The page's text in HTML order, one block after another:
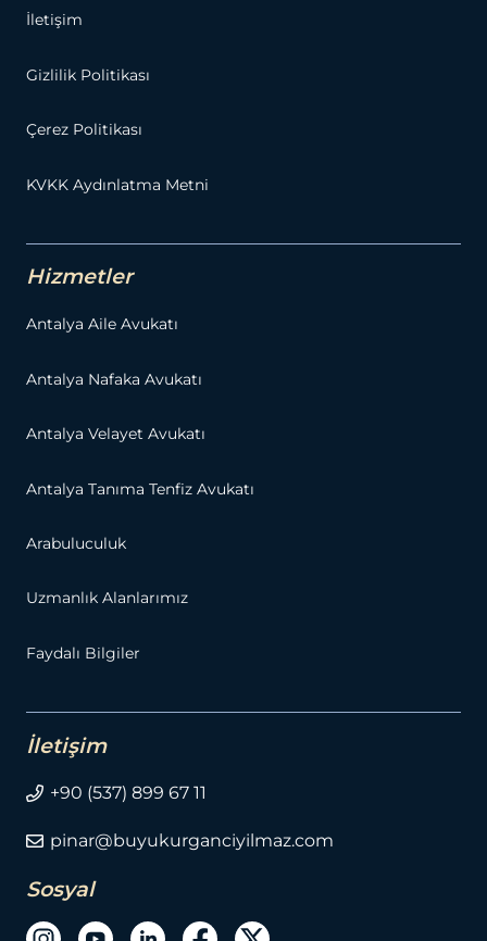
İletişim
Gizlilik Politikası
Çerez Politikası
KVKK Aydınlatma Metni
Hizmetler
Antalya Aile Avukatı
Antalya Nafaka Avukatı
Antalya Velayet Avukatı
Antalya Tanıma Tenfiz Avukatı
Arabuluculuk
Uzmanlık Alanlarımız
Faydalı Bilgiler
İletişim
+90 (537) 899 67 11
pinar@buyukurganciyilmaz.com
Sosyal